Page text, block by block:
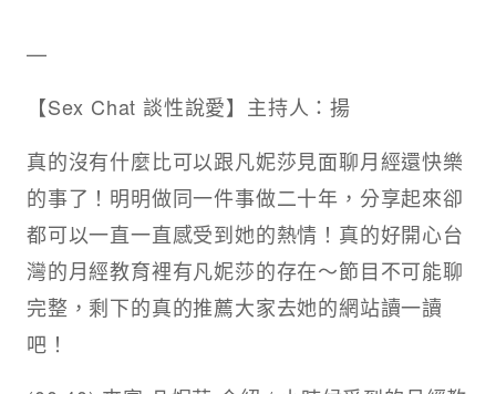
—
【Sex Chat 談性說愛】主持人：揚
真的沒有什麼比可以跟凡妮莎見面聊月經還快樂
的事了！明明做同一件事做二十年，分享起來卻
都可以一直一直感受到她的熱情！真的好開心台
灣的月經教育裡有凡妮莎的存在～節目不可能聊
完整，剩下的真的推薦大家去她的網站讀一讀
吧！